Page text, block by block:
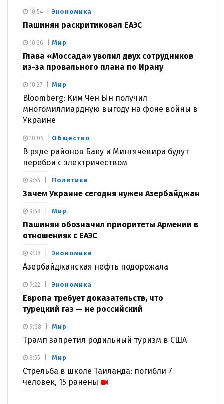
Экономика
Пашинян раскритиковал ЕАЭС
10:54
Мир
Глава «Моссада» уволил двух сотрудников
из-за провального плана по Ирану
10:36
Мир
Bloomberg: Ким Чен Ын получил
многомиллиардную выгоду на фоне войны в
Украине
10:27
Общество
В ряде районов Баку и Мингячевира будут
перебои с электричеством
10:06
Политика
Зачем Украине сегодня нужен Азербайджан
9:54
Мир
Пашинян обозначил приоритеты Армении в
отношениях с ЕАЭС
9:48
Экономика
Азербайджанская нефть подорожала
9:38
Экономика
Европа требует доказательств, что
турецкий газ — не российский
9:22
Мир
Трамп запретил родильный туризм в США
9:08
Мир
Стрельба в школе Таиланда: погибли 7
человек, 15 ранены
8:55